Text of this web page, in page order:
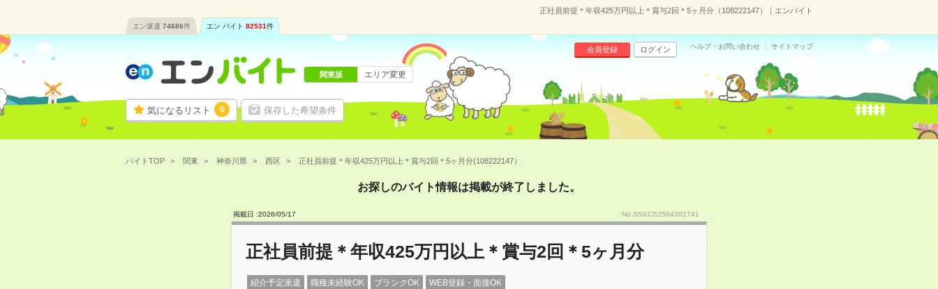
正社員前提＊年収425万円以上＊賞与2回＊5ヶ月分（108222147）｜エンバイト
エン派遣 74686件 エン バイト 82531件
気になるリスト 0 保存した希望条件
会員登録 ログイン ヘルプ・お問い合わせ サイトマップ
関東版 エリア変更
バイトTOP 関東 神奈川県 西区 正社員前提＊年収425万円以上＊賞与2回＊5ヶ月分(108222147）
お探しのバイト情報は掲載が終了しました。
掲載日 :2026/05/17 No.SSKCS2504382741
正社員前提＊年収425万円以上＊賞与2回＊5ヶ月分
紹介予定派遣 職種未経験OK ブランクOK WEB登録・面接OK